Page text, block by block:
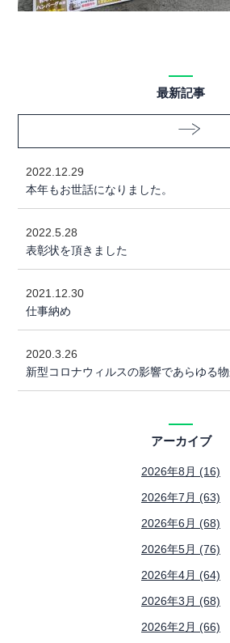
最新記事
2022.12.29
本年もお世話になりました。
2022.5.28
表彰状を頂きました
2021.12.30
仕事納め
2020.3.26
新型コロナウィルスの影響であらゆる
アーカイブ
2026年8月 (16)
2026年7月 (63)
2026年6月 (68)
2026年5月 (76)
2026年4月 (64)
2026年3月 (68)
2026年2月 (66)